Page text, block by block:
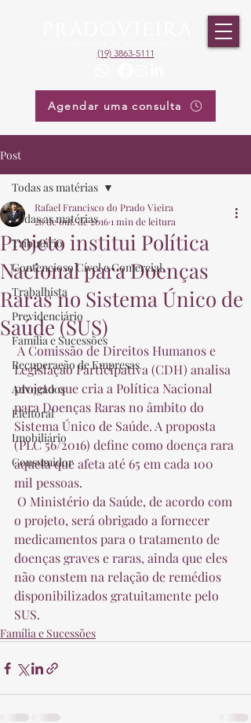
(19) 3863-5111
Agendar uma consulta
Post
Todas as matérias
Tributário
Contencioso Cível e Comercial
Trabalhista
Previdenciário
Família e Sucessões
Recuperação de Empresas
Advogados
Eleitoral
Imobiliário
Consumidor
Todas as matérias
Projeto institui Política
Nacional para Doenças
Raras no Sistema Único de
Saúde (SUS)
Rafael Francisco do Prado Vieira
28 de out. de 20161 min de leitura
Legislação Participativa (CDH) analisa
projeto que cria a Política Nacional
para Doenças Raras no âmbito do
Sistema Único de Saúde. A proposta
(PLC 56/2016) define como doença rara
aquela que afeta até 65 em cada 100
mil pessoas.
o projeto, será obrigado a fornecer
medicamentos para o tratamento de
doenças graves e raras, ainda que eles
não constem na relação de remédios
disponibilizados gratuitamente pelo
SUS.
Família e Sucessões